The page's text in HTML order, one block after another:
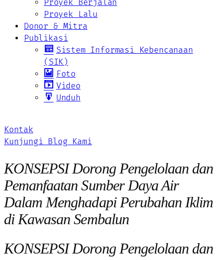
Proyek Berjalan
Proyek Lalu
Donor & Mitra
Publikasi
Sistem Informasi Kebencanaan
(SIK)
Foto
Video
Unduh
Kontak
Kunjungi Blog Kami
KONSEPSI Dorong Pengelolaan dan
Pemanfaatan Sumber Daya Air
Dalam Menghadapi Perubahan Iklim
di Kawasan Sembalun
KONSEPSI Dorong Pengelolaan dan